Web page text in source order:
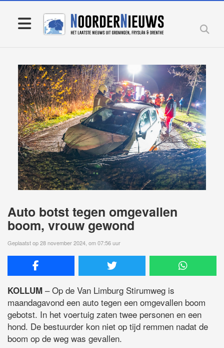
Auto botst tegen omgevallen
boom, vrouw gewond
Geplaatst op 28 november 2024, om 07:56 uur
KOLLUM – Op de Van Limburg Stirumweg is
maandagavond een auto tegen een omgevallen boom
gebotst. In het voertuig zaten twee personen en een
hond. De bestuurder kon niet op tijd remmen nadat de
boom op de weg was gevallen.